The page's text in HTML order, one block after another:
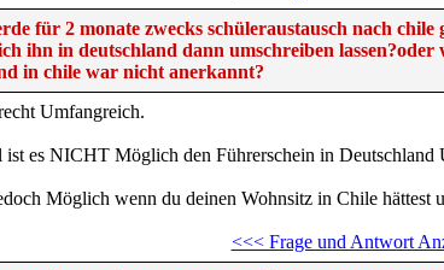
für 2 monate zwecks schüleraustausch nach
ihn in deutschland dann umschreiben
in chile war nicht anerkannt?
Umfangreich.
ist es NICHT Möglich den Führerschein in Deutschland
Möglich wenn du deinen Wohnsitz in Chile hättest
<<< Frage und Antwort